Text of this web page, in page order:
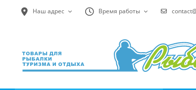
Наш адрес Время работы